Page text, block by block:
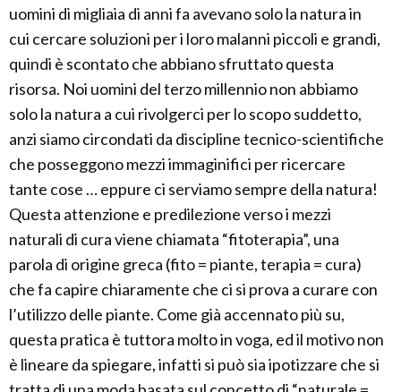
uomini di migliaia di anni fa avevano solo la natura in
cui cercare soluzioni per i loro malanni piccoli e grandi,
quindi è scontato che abbiano sfruttato questa
risorsa. Noi uomini del terzo millennio non abbiamo
solo la natura a cui rivolgerci per lo scopo suddetto,
anzi siamo circondati da discipline tecnico-scientifiche
che posseggono mezzi immaginifici per ricercare
tante cose … eppure ci serviamo sempre della natura!
Questa attenzione e predilezione verso i mezzi
naturali di cura viene chiamata “fitoterapia”, una
parola di origine greca (fito = piante, terapia = cura)
che fa capire chiaramente che ci si prova a curare con
l’utilizzo delle piante. Come già accennato più su,
questa pratica è tuttora molto in voga, ed il motivo non
è lineare da spiegare, infatti si può sia ipotizzare che si